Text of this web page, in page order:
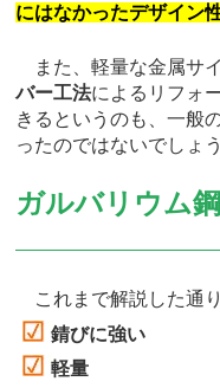
にはなかったデザイン
また、軽量な金属サ
バー工法によるリフォ
きるというのも、一般
ったのではないでしょう
ガルバリウム
これまで解説した通り
錆びに強い
軽量